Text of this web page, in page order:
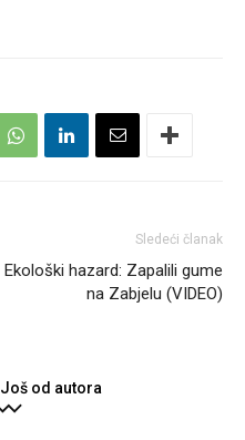
Sledeći članak
Ekološki hazard: Zapalili gume
na Zabjelu (VIDEO)
Još od autora